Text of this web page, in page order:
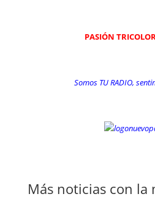
PASIÓN
Somos TU RADIO,
Más noticias con la